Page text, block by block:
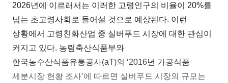
2026년에 이르러서는 이러한 고령인구의 비율이 20%를
넘는 초고령사회로 들어설 것으로 예상된다. 이런
상황에서 고령친화산업 중 실버푸드 시장에 대한 관심이
커지고 있다. 농림축산식품부와
한국농수산식품유통공사(aT)의 ‘2016년 가공식품
세분시장 현황 조사’에 따르면 실버푸드 시장의 규모는